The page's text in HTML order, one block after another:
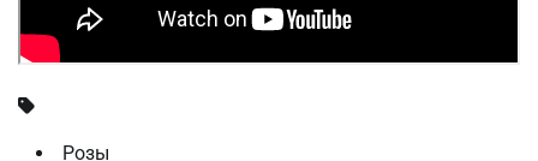
Розы